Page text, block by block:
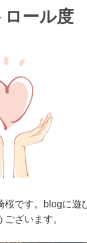
ール度
桜です。blogに遊
ざいます。